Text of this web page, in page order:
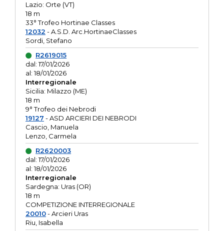
Lazio: Orte (VT)
18 m
33° Trofeo Hortinae Classes
12032 - A.S.D. Arc.HortinaeClasses
Sordi, Stefano
R2619015
dal: 17/01/2026
al: 18/01/2026
Interregionale
Sicilia: Milazzo (ME)
18 m
9° Trofeo dei Nebrodi
19127 - ASD ARCIERI DEI NEBRODI
Cascio, Manuela
Lenzo, Carmela
R2620003
dal: 17/01/2026
al: 18/01/2026
Interregionale
Sardegna: Uras (OR)
18 m
COMPETIZIONE INTERREGIONALE
20010- Arcieri Uras
Riu, Isabella